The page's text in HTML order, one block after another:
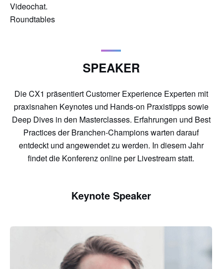
Videochat.
Roundtables
SPEAKER
Die CX1 präsentiert Customer Experience Experten mit
praxisnahen Keynotes und Hands-on Praxistipps sowie
Deep Dives in den Masterclasses. Erfahrungen und Best
Practices der Branchen-Champions warten darauf
entdeckt und angewendet zu werden. In diesem Jahr
findet die Konferenz online per Livestream statt.
Keynote Speaker